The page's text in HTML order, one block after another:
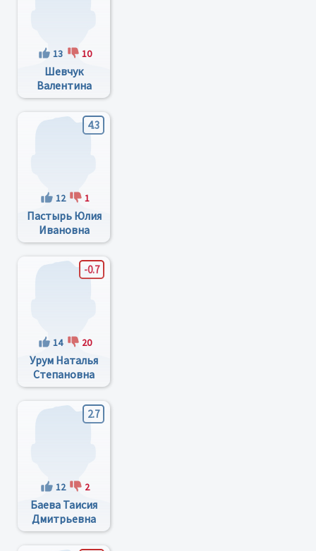
13 10
Шевчук
Валентина
Дмитриевна
4.3
12 1
Пастырь Юлия
Ивановна
-0.7
14 20
Урум Наталья
Степановна
2.7
12 2
Баева Таисия
Дмитрьевна